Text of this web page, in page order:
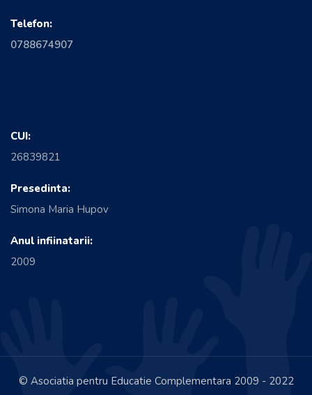
Telefon:
0788674907
CUI:
26839821
Presedinta:
Simona Maria Hupov
Anul infiinatarii:
2009
© Asociatia pentru Educatie Complementara 2009 - 2022